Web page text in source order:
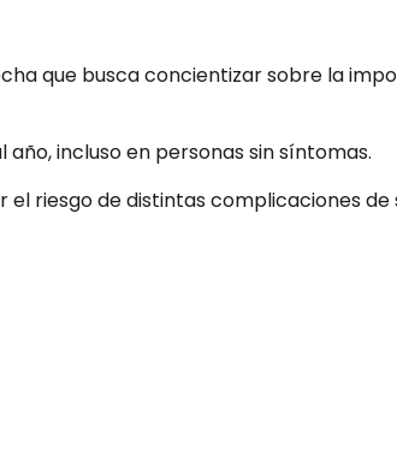
que busca concientizar sobre la
incluso en personas sin síntomas.
riesgo de distintas complicaciones de